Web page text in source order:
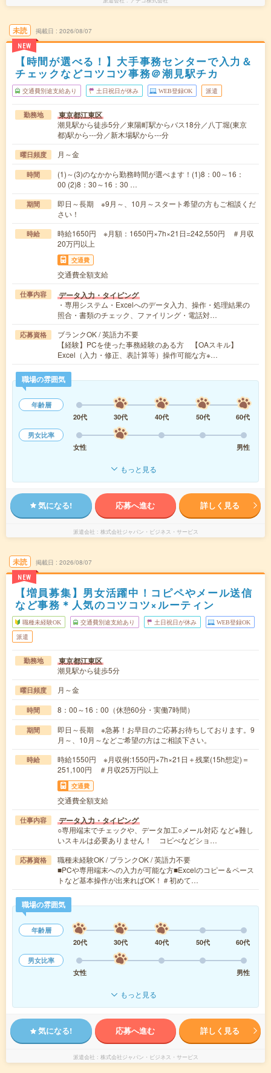
未読
NEW
掲載日 2026/08/07
【時間が選べる！】大手事務センターで入力＆
チェックなどコツコツ事務＠潮見駅チカ
交通費別途支給あり 土日祝日が休み WEB登録OK 派遣
勤務地 東京都江東区
潮見駅から徒歩5分／東陽町駅からバス18分／八丁堀(東京
都)駅から---分／新木場駅から---分
曜日頻度 月～金
時間
(1)～(3)のなかから勤務時間が選べます！(1)8：00～16：
00 (2)8：30～16：30 …
期間
即日～長期 ※9月～、10月～スタート希望の方もご相談くだ
さい！
時給
時給1650円 ※月額：1650円×7h×21日=242,550円 ＃月収
20万円以上
交通費
交通費全額支給
仕事内容 データ入力・タイピング
・専用システム・Excelへのデータ入力、操作・処理結果の
照合・書類のチェック、ファイリング・電話対…
応募資格
ブランクOK / 英語力不要
【経験】PCを使った事務経験のある方 【OAスキル】
Excel（入力・修正、表計算等）操作可能な方※…
職場の雰囲気
年齢層
20代
30代 40代 50代
60代
男女比率
女性
男性
もっと見る
気になる! 応募へ進む 詳しく見る
派遣会社 株式会社ジャパン・ビジネス・サービス
未読
NEW
掲載日 2026/08/07
【増員募集】男女活躍中！コピペやメール送信
など事務＊人気のコツコツ×ルーティン
職種未経験OK 交通費別途支給あり 土日祝日が休み WEB登録OK
派遣
勤務地 東京都江東区
潮見駅から徒歩5分
曜日頻度 月～金
時間 8：00～16：00（休憩60分・実働7時間）
期間
即日～長期 ※急募！お早目のご応募お待ちしております。9
月～、10月～などご希望の方はご相談下さい。
時給
時給1550円 ※月収例:1550円×7h×21日＋残業(15h想定)＝
251,100円 ＃月収25万円以上
交通費
交通費全額支給
仕事内容 データ入力・タイピング
○専用端末でチェックや、データ加工○メール対応 など※難し
いスキルは必要ありません！ コピぺなどショ…
応募資格
職種未経験OK / ブランクOK / 英語力不要
■PCや専用端末への入力が可能な方■Excelのコピー＆ペース
トなど基本操作が出来ればOK！＃初めて…
職場の雰囲気
年齢層
20代
30代 40代 50代
60代
男女比率
女性
男性
もっと見る
気になる! 応募へ進む 詳しく見る
派遣会社 株式会社ジャパン・ビジネス・サービス